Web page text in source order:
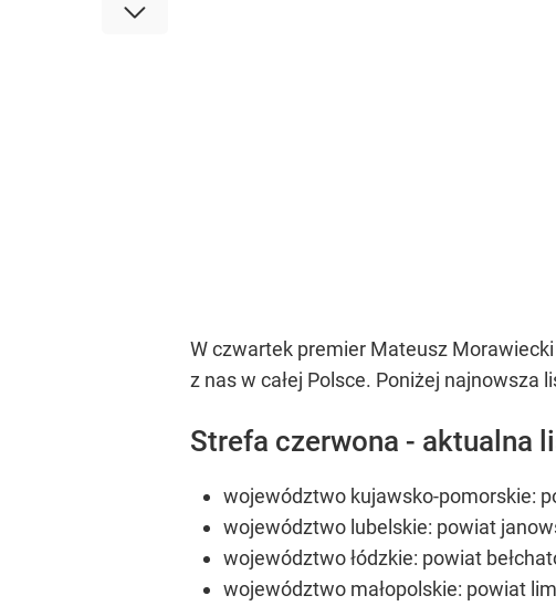
W czwartek premier Mateusz
z nas w całej Polsce. Poniżej
Strefa czerwona - aktualna
województwo kujawsko-pomorskie:
województwo lubelskie: powiat
województwo łódzkie: powiat
województwo małopolskie: powiat